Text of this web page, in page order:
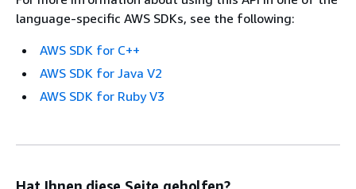
language-specific AWS SDKs, see the following:
AWS SDK for C++
AWS SDK for Java V2
AWS SDK for Ruby V3